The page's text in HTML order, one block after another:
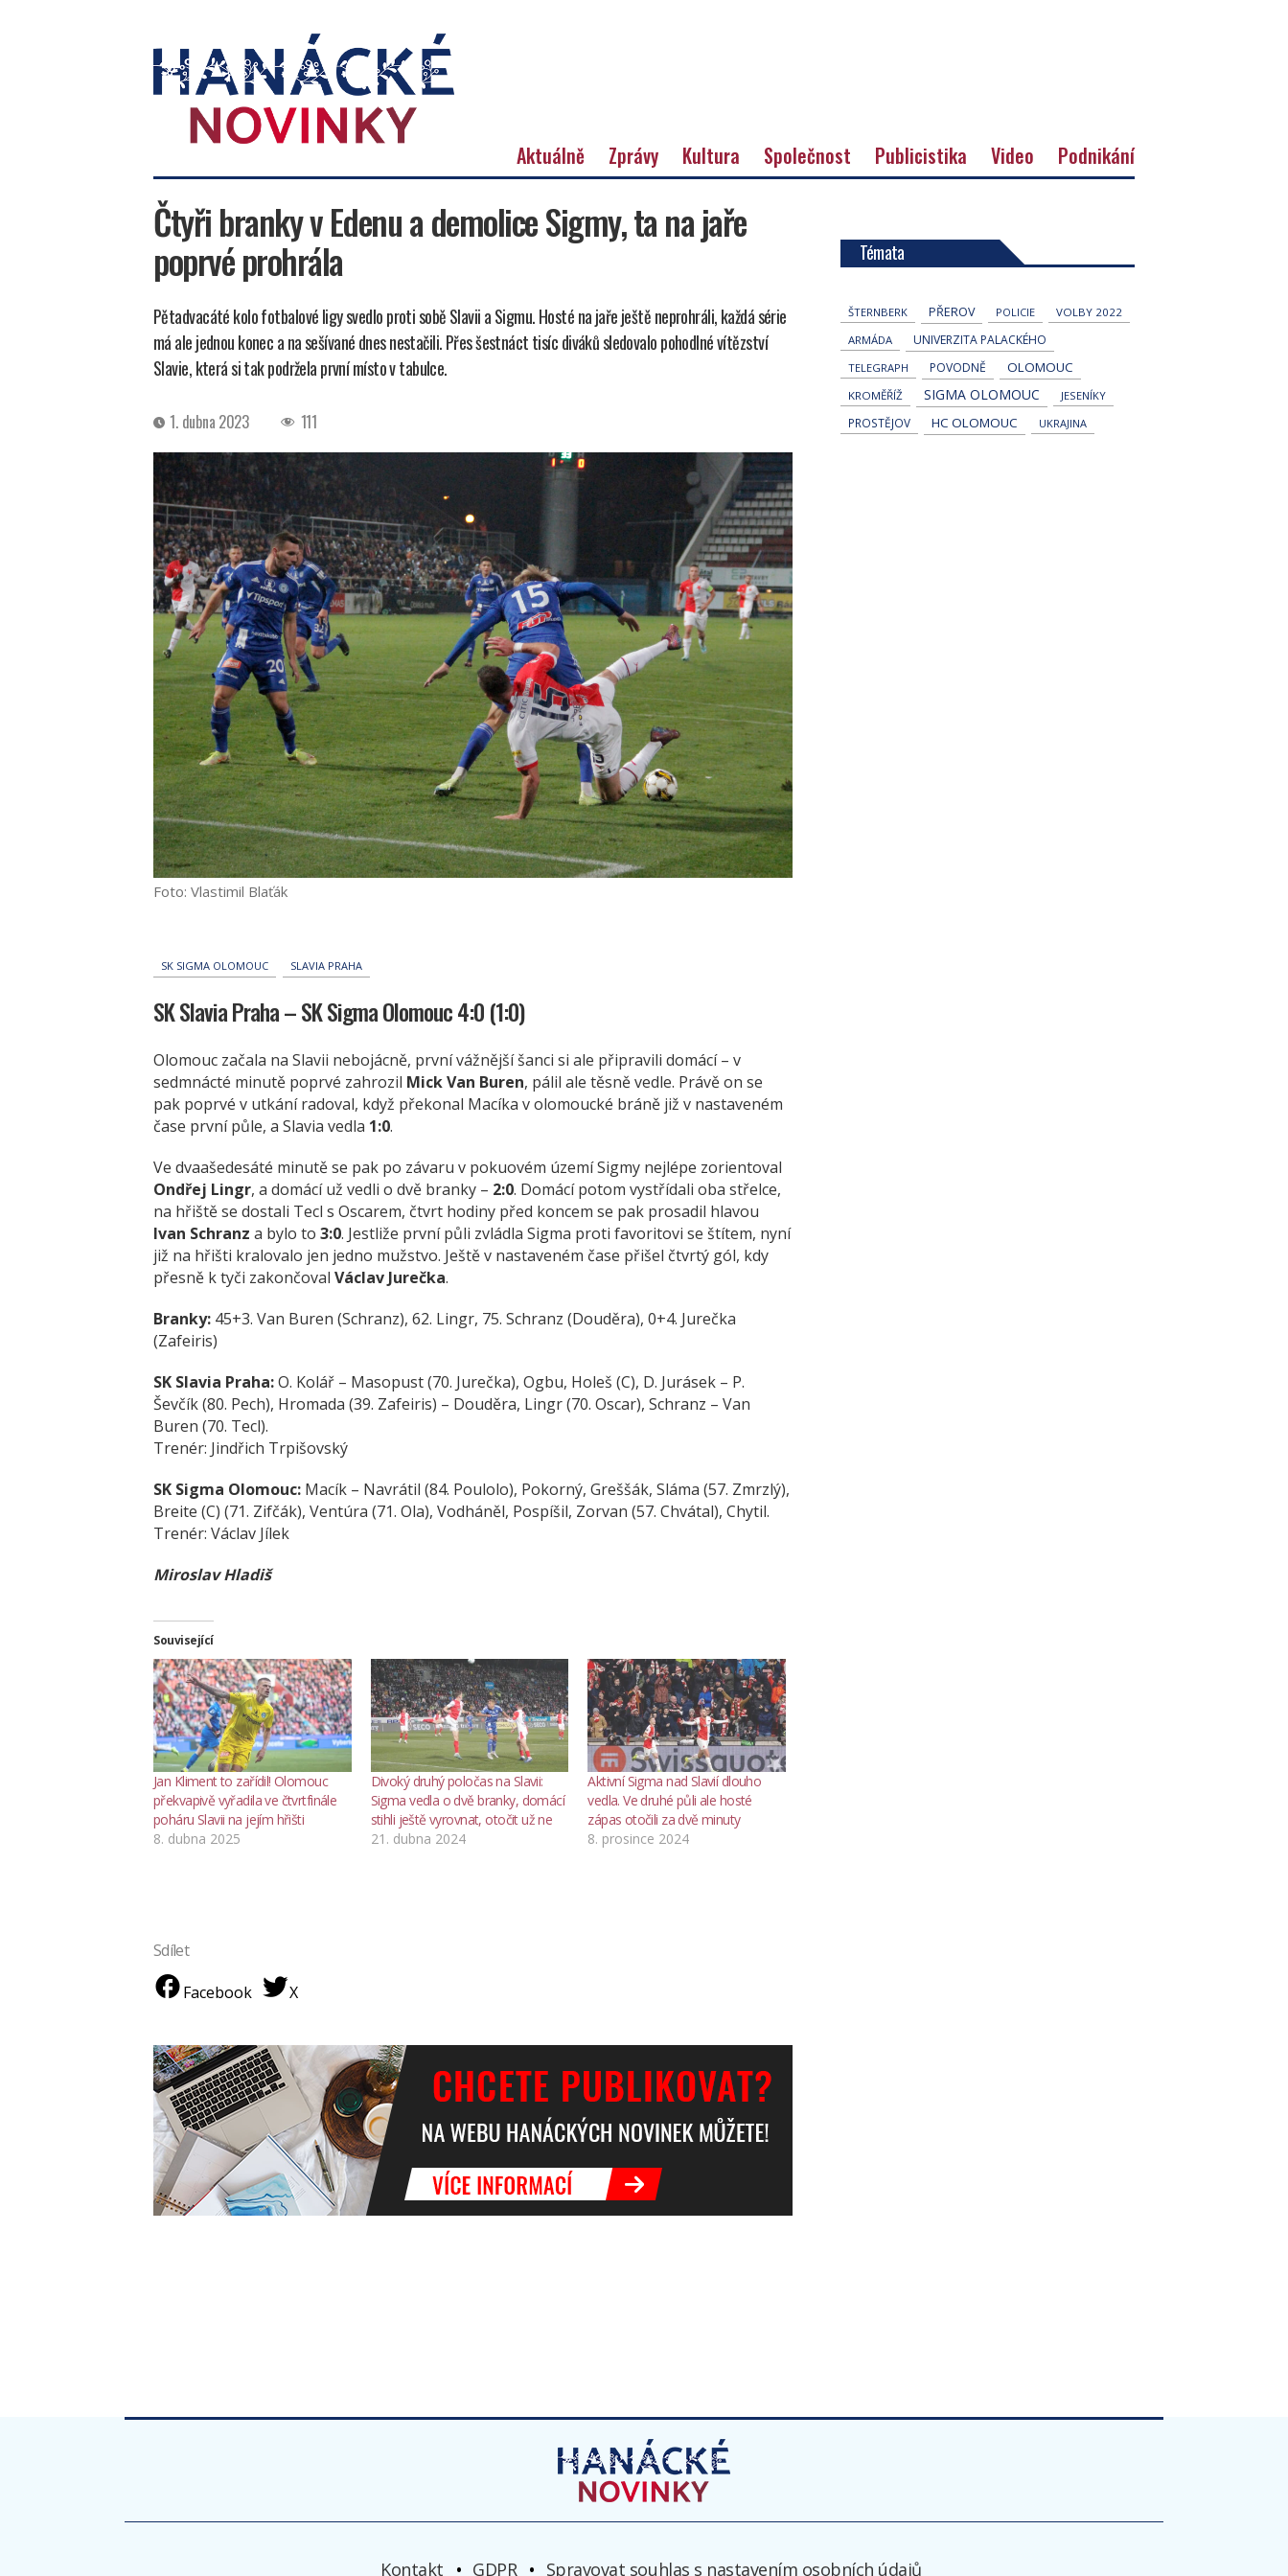
novinky
Aktuálně Zprávy Kultura Společnost Publicistika Video Podnikání
Čtyři branky v Edenu a demolice Sigmy, ta na jaře
poprvé prohrála
Pětadvacáté kolo fotbalové ligy svedlo proti sobě Slavii a Sigmu. Hosté na jaře ještě neprohráli, každá série
má ale jednou konec a na sešívané dnes nestačili. Přes šestnáct tisíc diváků sledovalo pohodlné vítězství
Slavie, která si tak podržela první místo v tabulce.
Datum
příspěvku
1. dubna 2023 111
Foto: Vlastimil Blaťák
SK SIGMA OLOMOUC SLAVIA PRAHA
SK Slavia Praha – SK Sigma Olomouc 4:0 (1:0)
Olomouc začala na Slavii nebojácně, první vážnější šanci si ale připravili domácí – v
sedmnácté minutě poprvé zahrozil MickVan Buren, pálil ale těsně vedle. Právě on se
pak poprvé v utkání radoval, když překonal Macíka v olomoucké bráně již v nastaveném
čase první půle, a Slavia vedla 1:0.
Ve dvaašedesáté minutě se pak po závaru v pokuovém území Sigmy nejlépe zorientoval
Ondřej Lingr, a domácí už vedli o dvě branky – 2:0. Domácí potom vystřídali oba střelce,
na hřiště se dostali Tecl s Oscarem, čtvrt hodiny před koncem se pak prosadil hlavou
Ivan Schranz a bylo to 3:0. Jestliže první půli zvládla Sigma proti favoritovi se štítem, nyní
již na hřišti kralovalo jen jedno mužstvo. Ještě v nastaveném čase přišel čtvrtý gól, kdy
přesně k tyči zakončoval Václav Jurečka.
Branky: 45+3. Van Buren (Schranz), 62. Lingr, 75. Schranz (Douděra), 0+4. Jurečka
(Zafeiris)
SK Slavia Praha:O. Kolář – Masopust (70. Jurečka), Ogbu, Holeš (C), D. Jurásek – P.
Ševčík (80. Pech), Hromada (39. Zafeiris) – Douděra, Lingr (70. Oscar), Schranz – Van
Buren (70. Tecl).
Trenér: Jindřich Trpišovský
SK Sigma Olomouc: Macík – Navrátil (84. Poulolo), Pokorný, Greššák, Sláma (57. Zmrzlý),
Breite (C) (71. Zifčák), Ventúra (71. Ola), Vodháněl, Pospíšil, Zorvan (57. Chvátal), Chytil.
Trenér: Václav Jílek
Miroslav Hladiš
Související
Jan Kliment to zařídil! Olomouc
překvapivě vyřadila ve čtvrtfinále
poháru Slavii na jejím hřišti
8. dubna 2025
Divoký druhý poločas na Slavii:
Sigma vedla o dvě branky, domácí
stihli ještě vyrovnat, otočit už ne
21. dubna 2024
Aktivní Sigma nad Slavií dlouho
vedla. Ve druhé půli ale hosté
zápas otočili za dvě minuty
8. prosince 2024
Sdílet
Facebook
X
Témata
ŠTERNBERK PŘEROV POLICIE
VOLBY 2022
ARMÁDA
UNIVERZITA PALACKÉHO
TELEGRAPH POVODNĚ OLOMOUC
KROMĚŘÍŽ SIGMA OLOMOUC JESENÍKY
PROSTĚJOV HC OLOMOUC UKRAJINA
Kontakt GDPR Spravovat souhlas s nastavením osobních údajů